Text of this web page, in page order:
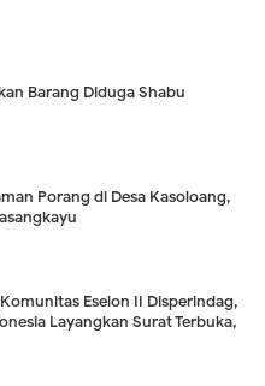
Barang Diduga Shabu
Porang di Desa Kasoloang,
Eselon II Disperindag,
Layangkan Surat Terbuka,